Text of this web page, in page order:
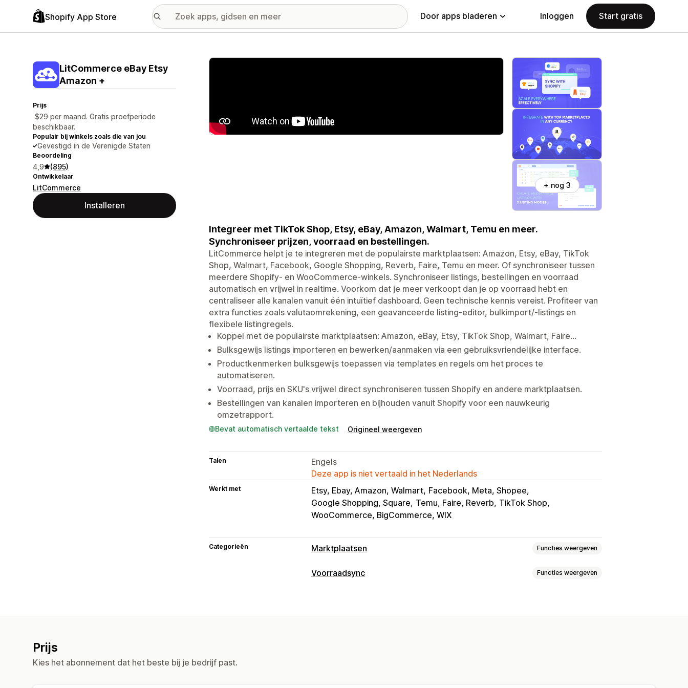
Shopify App Store Door apps bladeren Inloggen Start gratis
LitCommerce eBay Etsy
Amazon +
Prijs
$29 per maand. Gratis proefperiode
beschikbaar.
Populair bij winkels zoals die van jou
Gevestigd in de Verenigde Staten
Beoordeling
4,9 (895)
Ontwikkelaar
LitCommerce
Installeren
Galerij met uitgelichte afbeeldingen
+ nog 3
Integreer met TikTok Shop, Etsy, eBay, Amazon, Walmart, Temu en meer.
Synchroniseer prijzen, voorraad en bestellingen.
LitCommerce helpt je te integreren met de populairste marktplaatsen: Amazon, Etsy, eBay, TikTok
Shop, Walmart, Facebook, Google Shopping, Reverb, Faire, Temu en meer. Of synchroniseer tussen
meerdere Shopify- en WooCommerce-winkels. Synchroniseer listings, bestellingen en voorraad
automatisch en vrijwel in realtime. Voorkom dat je meer verkoopt dan je op voorraad hebt en
centraliseer alle kanalen vanuit één intuïtief dashboard. Geen technische kennis vereist. Profiteer van
extra functies zoals valutaomrekening, een geavanceerde listing-editor, bulkimport/-listings en
flexibele listingregels.
Koppel met de populairste marktplaatsen: Amazon, eBay, Etsy, TikTok Shop, Walmart, Faire...
Bulksgewijs listings importeren en bewerken/aanmaken via een gebruiksvriendelijke interface.
Productkenmerken bulksgewijs toepassen via templates en regels om het proces te
automatiseren.
Voorraad, prijs en SKU's vrijwel direct synchroniseren tussen Shopify en andere marktplaatsen.
Bestellingen van kanalen importeren en bijhouden vanuit Shopify voor een nauwkeurig
omzetrapport.
Bevat automatisch vertaalde tekst Origineel weergeven
Talen
Engels
Deze app is niet vertaald in het Nederlands
Werkt met Etsy, Ebay, Amazon, Walmart Facebook, Meta, Shopee
Google Shopping, Square Temu, Faire, Reverb TikTok Shop
WooCommerce, BigCommerce, WIX
Categorieën Marktplaatsen Functies weergeven
Vermeldingsbeheer
Voorraadsync Functies weergeven
Prijs
Kies het abonnement dat het beste bij je bedrijf past.